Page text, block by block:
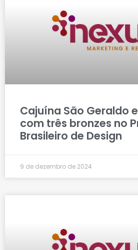
Cajuína São Geraldo
com três bronzes no
Brasileiro de Design
9 de dezembro de 2024